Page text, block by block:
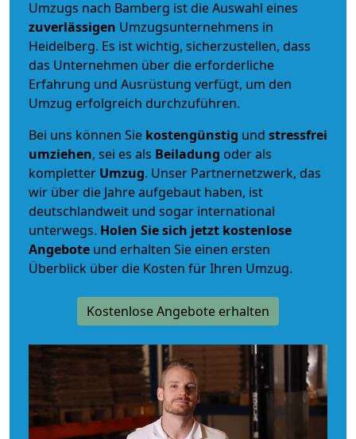
Umzugs nach Bamberg ist die Auswahl eines
zuverlässigen Umzugsunternehmens in
Heidelberg. Es ist wichtig, sicherzustellen, dass
das Unternehmen über die erforderliche
Erfahrung und Ausrüstung verfügt, um den
Umzug erfolgreich durchzuführen.
Bei uns können Sie kostengünstig und stressfrei
umziehen, sei es als Beiladung oder als
kompletter Umzug. Unser Partnernetzwerk, das
wir über die Jahre aufgebaut haben, ist
deutschlandweit und sogar international
unterwegs. Holen Sie sich jetzt kostenlose
Angebote und erhalten Sie einen ersten
Überblick über die Kosten für Ihren Umzug.
Kostenlose Angebote erhalten